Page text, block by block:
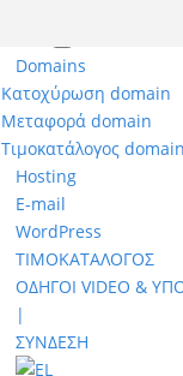
Domains
Κατοχύρωση domain
Μεταφορά domain
Τιμοκατάλογος domain
Hosting
E-mail
WordPress
ΤΙΜΟΚΑΤΑΛΟΓΟΣ
ΟΔΗΓΟΙ VIDEO &
|
ΣΥΝΔΕΣΗ